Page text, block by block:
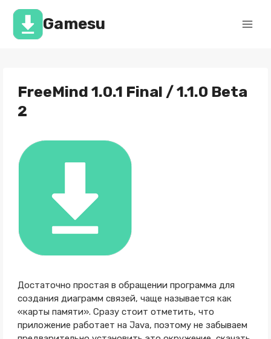
Перейти
содержимомуGamesu
FreeMind 1.0.1 Final / 1.1.0 Beta
2
Достаточно простая в обращении программа для
создания диаграмм связей, чаще называется как
«карты памяти». Сразу стоит отметить, что
приложение работает на Java, поэтому не забываем